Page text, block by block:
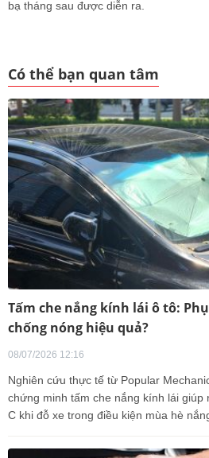
bạ tháng sau được diễn ra.
Có thể bạn quan tâm
Tấm che nắng kính lái ô tô:
chống nóng hiệu quả?
08/07/2026 12:16
Nghiên cứu thực tế từ Popular
chứng minh tấm che nắng kính lái giúp
C khi đỗ xe trong điều kiện mùa hè